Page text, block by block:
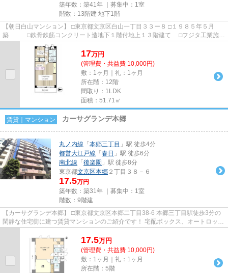
築年数：築41年 ｜募集中： 1室
階数：13階建 地下1階
【朝日白山マンション】 □東京都文京区白山一丁目３３ー８ □１９８５年５月
築 □鉄骨鉄筋コンクリート造地下１階付地上１３階建て □フジタ工業施
工 □朝日建物旧分譲 ...
17万円
(管理費・共益費 10,000円)
敷：1ヶ月｜礼：1ヶ月
所在階：12階
間取り：1LDK
面積：51.71㎡
賃貸｜マンション カーサグランデ本郷
丸ノ内線 「 本郷三丁目 」駅 徒歩4分
都営大江戸線 「 春日 」駅 徒歩6分
南北線 「 後楽園 」駅 徒歩8分
東京都文京区本郷 ２丁目３８－６
17.5万円
築年数：築31年 ｜募集中： 1室
階数：9階建
【カーサグランデ本郷】 □東京都文京区本郷二丁目38-6 本郷三丁目駅徒歩3分の
閑静な住宅街に建つ賃貸マンションのご紹介です！ 宅配ボックス、オートロッ
17.5万円
(管理費・共益費 10,000円)
敷：1ヶ月｜礼：1ヶ月
所在階：5階